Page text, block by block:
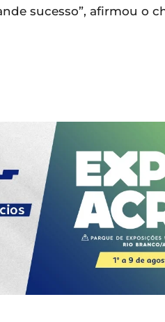
sucesso”, afirmou o